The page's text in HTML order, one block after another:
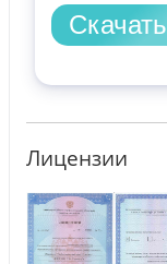
Скачать
Лицензии